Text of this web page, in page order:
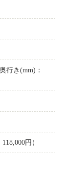
行き(mm)：
円）